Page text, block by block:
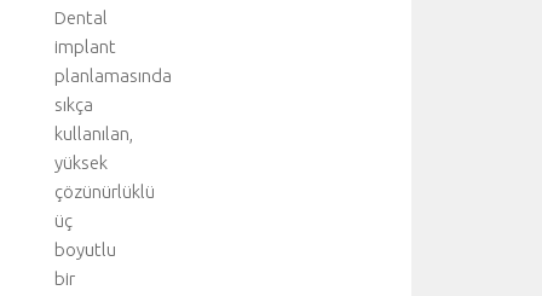
Dental
implant
planlamasında
sıkça
kullanılan,
yüksek
çözünürlüklü
üç
boyutlu
bir